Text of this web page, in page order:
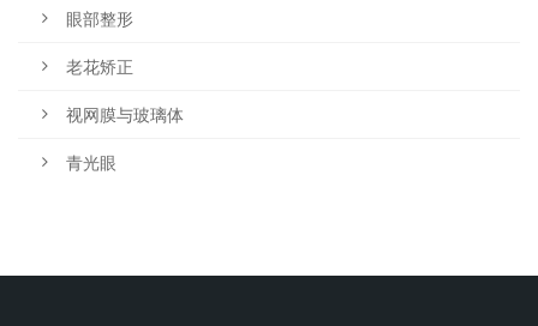
眼部整形
老花矫正
视网膜与玻璃体
青光眼